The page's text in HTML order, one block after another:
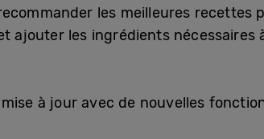
les meilleures
ajouter les ingrédients
à jour avec de nouvelles